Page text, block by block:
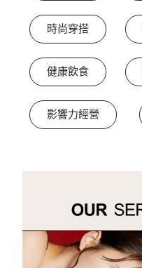
時尚穿搭
健康飲食
影響力經營